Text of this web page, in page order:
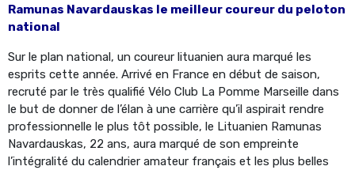
Ramunas Navardauskas le meilleur coureur du peloton
national
Sur le plan national, un coureur lituanien aura marqué les
esprits cette année. Arrivé en France en début de saison,
recruté par le très qualifié Vélo Club La Pomme Marseille dans
le but de donner de l’élan à une carrière qu’il aspirait rendre
professionnelle le plus tôt possible, le Lituanien Ramunas
Navardauskas, 22 ans, aura marqué de son empreinte
l’intégralité du calendrier amateur français et les plus belles